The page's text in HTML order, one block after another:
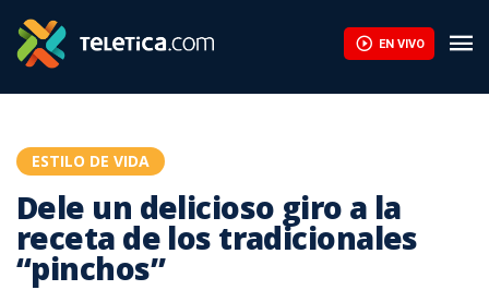
EN VIVO
ESTILO DE VIDA
Dele un delicioso giro a la
receta de los tradicionales
“pinchos”